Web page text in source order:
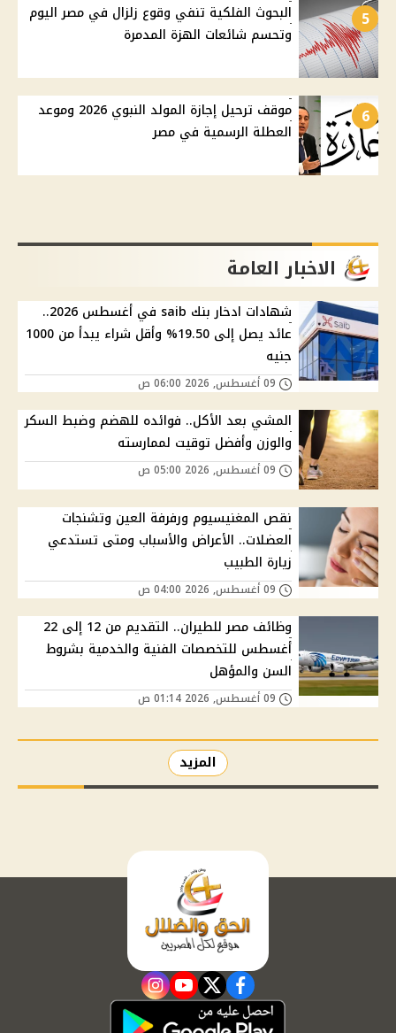
5
البحوث الفلكية تنفي وقوع زلزال في مصر اليوم
وتحسم شائعات الهزة المدمرة
6
موقف ترحيل إجازة المولد النبوي 2026 وموعد
العطلة الرسمية في مصر
الاخبار العامة
شهادات ادخار بنك saib في أغسطس 2026..
عائد يصل إلى 19.50% وأقل شراء يبدأ من 1000
جنيه
المشي بعد الأكل.. فوائده للهضم وضبط السكر
والوزن وأفضل توقيت لممارسته
نقص المغنيسيوم ورفرفة العين وتشنجات
العضلات.. الأعراض والأسباب ومتى تستدعي
زيارة الطبيب
وظائف مصر للطيران.. التقديم من 12 إلى 22
أغسطس للتخصصات الفنية والخدمية بشروط
السن والمؤهل
المزيد
facebook
twitter
youtube
instagram